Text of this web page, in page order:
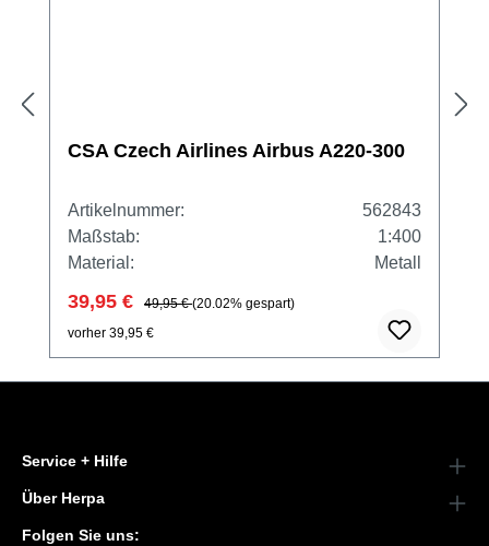
CSA Czech Airlines Airbus A220-300
Artikelnummer:
562843
Maßstab:
1:400
Material:
Metall
39,95 € 49,95 €(20.02% gespart)
vorher 39,95 €
Service + Hilfe
Über Herpa
Folgen Sie uns: